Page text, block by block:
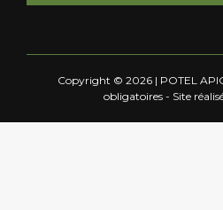
Copyright © 2026 | POTEL
obligatoires - Site